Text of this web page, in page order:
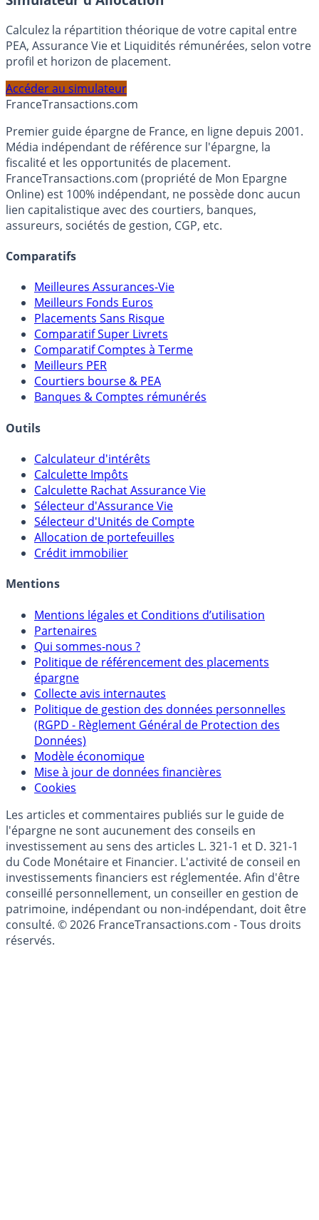
Simulateur d'Allocation
Calculez la répartition théorique de votre capital entre
PEA, Assurance Vie et Liquidités rémunérées, selon votre
profil et horizon de placement.
Accéder au simulateur
FranceTransactions.com
Premier guide épargne de France, en ligne depuis 2001.
Média indépendant de référence sur l'épargne, la
fiscalité et les opportunités de placement.
FranceTransactions.com (propriété de Mon Epargne
Online) est 100% indépendant, ne possède donc aucun
lien capitalistique avec des courtiers, banques,
Meilleures Assurances-Vie
Meilleurs Fonds Euros
Placements Sans Risque
Comparatif Super Livrets
Comparatif Comptes à Terme
Meilleurs PER
Courtiers bourse & PEA
Calculateur d'intérêts
Calculette Impôts
Calculette Rachat Assurance Vie
Sélecteur d'Assurance Vie
Sélecteur d'Unités de Compte
Allocation de portefeuilles
Mentions légales et Conditions d’utilisation
Partenaires
Qui sommes-nous ?
Politique de référencement des placements
épargne
Collecte avis internautes
Politique de gestion des données personnelles
(RGPD - Règlement Général de Protection des
Données)
Modèle économique
Mise à jour de données financières
Cookies
Les articles et commentaires publiés sur le guide de
l'épargne ne sont aucunement des conseils en
investissement au sens des articles L. 321-1 et D. 321-1
du Code Monétaire et Financier. L'activité de conseil en
investissements financiers est réglementée. Afin d'être
conseillé personnellement, un conseiller en gestion de
patrimoine, indépendant ou non-indépendant, doit être
consulté. © 2026 FranceTransactions.com - Tous droits